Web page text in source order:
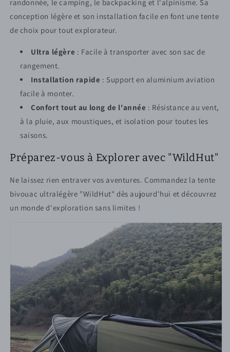
randonnée, le camping, le backpacking et l'alpinisme. Sa
conception légère et son installation facile en font une tente
de choix pour tout explorateur.
Ultra légère : Facile à transporter avec son sac de
rangement.
Installation rapide : Support en aluminium aviation
facile à monter.
Confort tout au long de l'année : Résistance au vent,
à la pluie, aux moustiques, et isolation pour toutes les
saisons.
Préparez-vous à Explorer avec "WildHut"
Ne laissez rien entraver vos aventures. Commandez la tente
bivouac ultralégère "WildHut" dès aujourd'hui et découvrez
un monde d'exploration sans limites !